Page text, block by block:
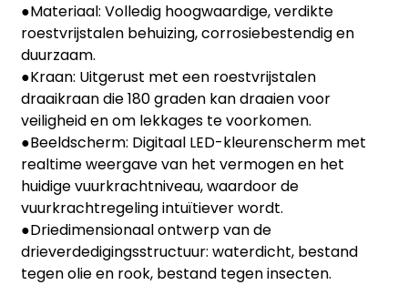
●Materiaal: Volledig hoogwaardige, verdikte
roestvrijstalen behuizing, corrosiebestendig en
duurzaam.
●Kraan: Uitgerust met een roestvrijstalen
draaikraan die 180 graden kan draaien voor
veiligheid en om lekkages te voorkomen.
●Beeldscherm: Digitaal LED-kleurenscherm met
realtime weergave van het vermogen en het
huidige vuurkrachtniveau, waardoor de
vuurkrachtregeling intuïtiever wordt.
●Driedimensionaal ontwerp van de
drieverdedigingsstructuur: waterdicht, bestand
tegen olie en rook, bestand tegen insecten.